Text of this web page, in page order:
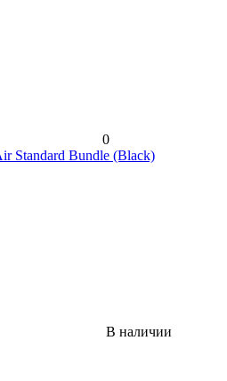
0
Standard Bundle (Black)
В наличии